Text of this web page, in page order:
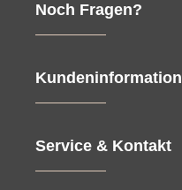
Noch Fragen?
Kundeninformation
Service & Kontakt